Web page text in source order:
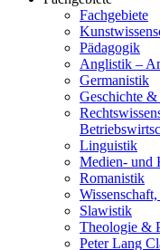
Fachgebiete
Pädagogik
Anglistik –
Germanistik
Geschichte
Linguistik
Medien- und
Romanistik
Slawistik
Theologie &
Peter Lang